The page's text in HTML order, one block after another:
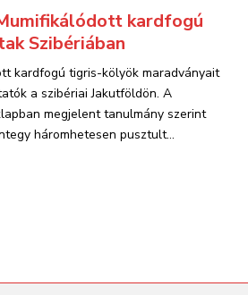
kardfogú
Szibériában
kardfogú tigris-kölyök maradványait
a szibériai Jakutföldön. A
megjelent tanulmány szerint
háromhetesen pusztult...